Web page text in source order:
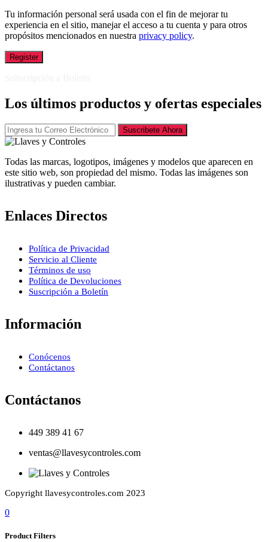
Tu información personal será usada con el fin de mejorar tu
experiencia en el sitio, manejar el acceso a tu cuenta y para otros
propósitos mencionados en nuestra privacy policy.
Register
Los últimos productos y ofertas especiales
Suscribete Ahora
Todas las marcas, logotipos, imágenes y modelos que aparecen en
este sitio web, son propiedad del mismo. Todas las imágenes son
ilustrativas y pueden cambiar.
Enlaces Directos
Política de Privacidad
Servicio al Cliente
Términos de uso
Política de Devoluciones
Suscripción a Boletín
Información
Conócenos
Contáctanos
Contáctanos
449 389 41 67
ventas@llavesycontroles.com
Copyright llavesycontroles.com 2023
0
Product Filters